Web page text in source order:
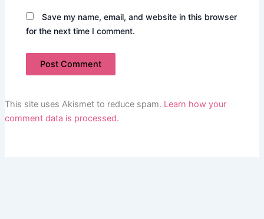
Save my name, email, and website in this browser
for the next time I comment.
This site uses Akismet to reduce spam. Learn how your
comment data is processed.